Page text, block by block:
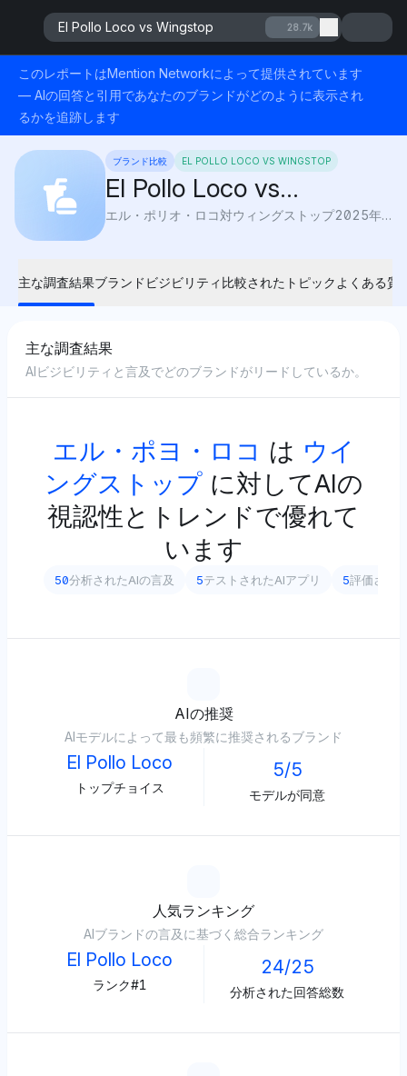
El Pollo Loco vs Wingstop 28.7k
このレポートはMention Networkによって提供されています
— AIの回答と引用であなたのブランドがどのように表示され
るかを追跡します
ブランド比較 EL POLLO LOCO VS WINGSTOP
El Pollo Loco vs
Wingstop
エル・ポリオ・ロコ対ウィングストップ2025年（メンションネットワークによる）：AIビジビリティは、味、健康、価値を比較して、どの鶏肉チェーンがあなたの食事スタイルに最適かを明らかにします。
主な調査結果ブランドビジビリティ 比較されたトピック よくある質
主な調査結果
AIビジビリティと言及でどのブランドがリードしているか。
エル・ポヨ・ロコ は ウイ
ングストップ に対してAIの
視認性とトレンドで優れて
います
50分析されたAIの言及 5テストされたAIアプリ 5評価され
AIの推奨
AIモデルによって最も頻繁に推奨されるブランド
El Pollo Loco
トップチョイス
5/5
モデルが同意
人気ランキング
AIブランドの言及に基づく総合ランキング
El Pollo Loco
ランク#1
24/25
分析された回答総数